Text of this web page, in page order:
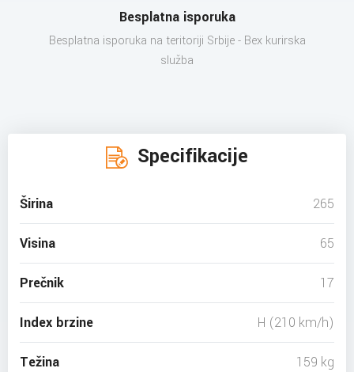
Besplatna isporuka
Besplatna isporuka na teritoriji Srbije - Bex kurirska
služba
Specifikacije
Širina 265
Visina 65
Prečnik 17
Index brzine H (210 km/h)
Težina 159 kg